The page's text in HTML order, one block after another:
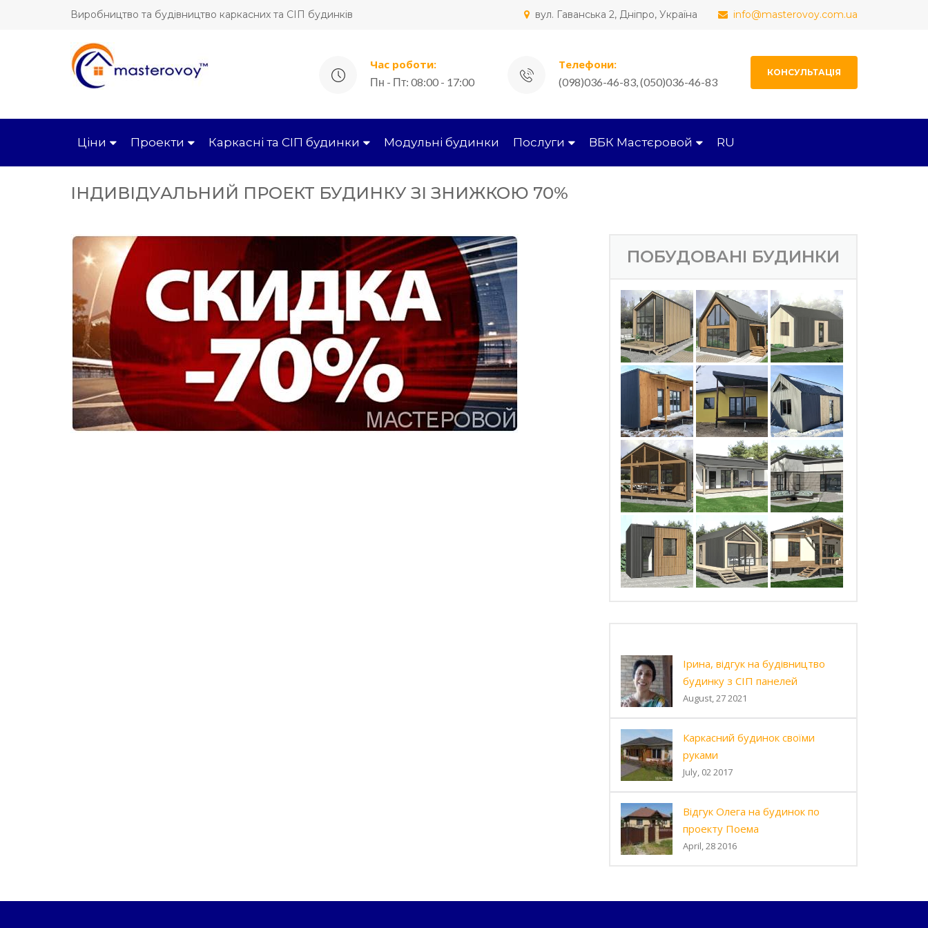
Виробництво та будівництво каркасних та СІП будинків вул. Гаванська 2, Дніпро, Україна info@masterovoy.com.ua
Час роботи:
Пн - Пт: 08:00 - 17:00
Телефони:
(098)036-46-83, (050)036-46-83
КОНСУЛЬТАЦІЯ
Ціни Проекти Каркасні та СІП будинки Модульні будинки Послуги ВБК Мастєровой RU
ІНДИВІДУАЛЬНИЙ ПРОЕКТ БУДИНКУ ЗІ ЗНИЖКОЮ 70%
ПОБУДОВАНІ БУДИНКИ
Ірина, відгук на будівництво
будинку з СІП панелей
August, 27 2021
Каркасний будинок своїми
руками
July, 02 2017
Відгук Олега на будинок по
проекту Поема
April, 28 2016